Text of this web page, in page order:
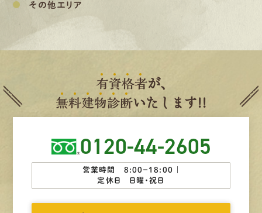
その他エリア
有資格者が、
無料建物診断いたします!!
0120-44-2605
営業時間 8:00−18:00 ｜
定休日 日曜・祝日